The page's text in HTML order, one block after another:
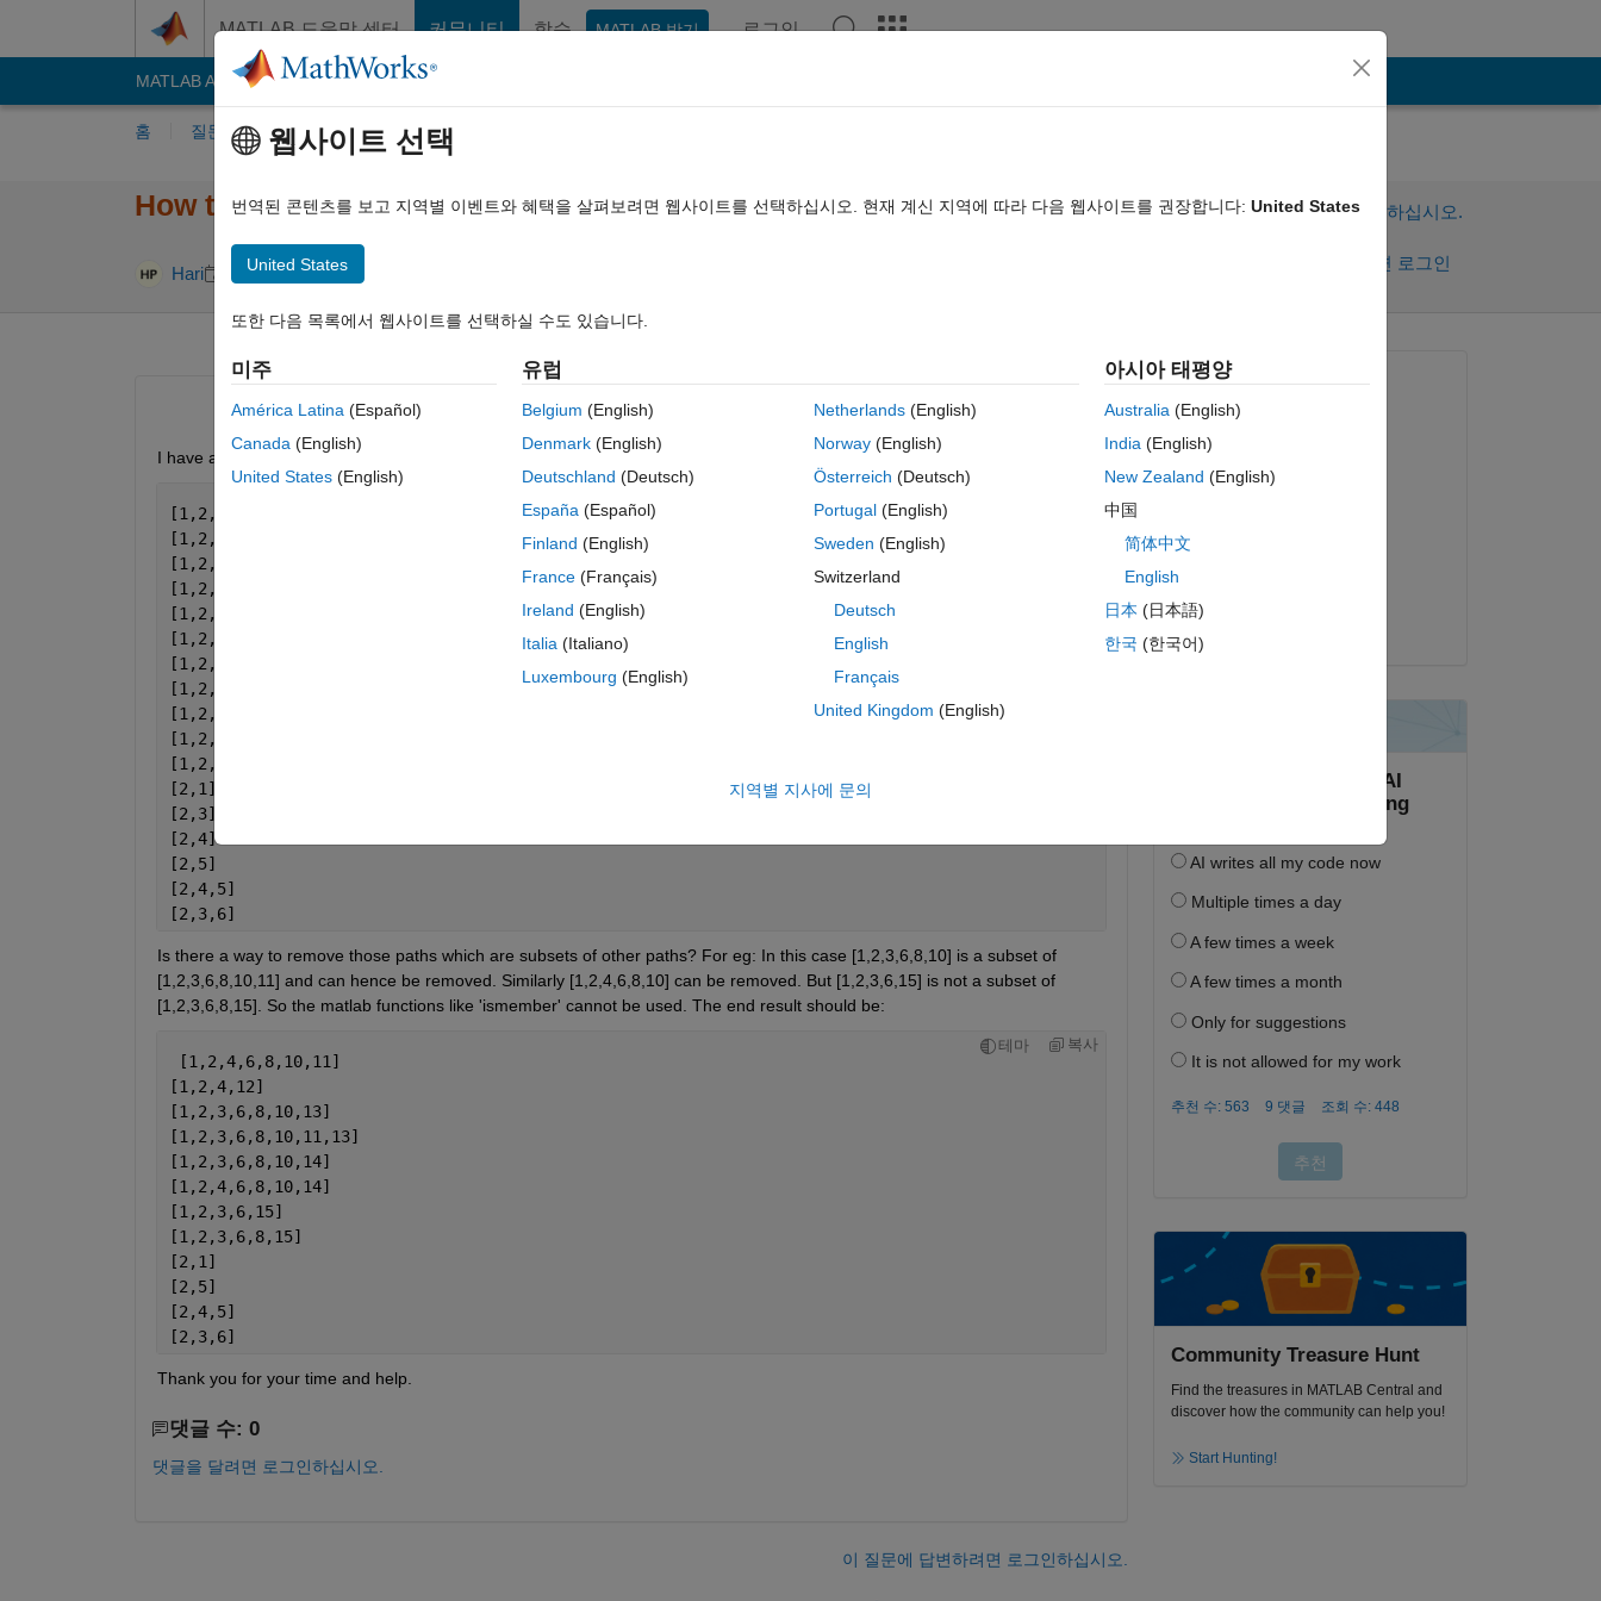
MATLAB 도움말 센터 커뮤니티 학습 MATLAB 받기 로그인
MATLAB Answers File Exchange
홈 질문하기 답변하기 찾아보기
How to eliminate subset of paths?
Hari 2016 10월 27 1 답변
이 질문에 답변하려면 로그인하십시오.
활동을 팔로우하려면 로그인
이전 댓글 표시
MATLAB Online에서 열기 0 개 추천
I have a cell array of paths stored as a variable:
[1,2,3,6,8,10]
[1,2,4,6,8,10]
[1,2,3,6,8,10,11]
[1,2,4,6,8,10,11]
[1,2,4,12]
[1,2,3,6,8,10,13]
[1,2,3,6,8,10,11,13]
[1,2,3,6,8,10,14]
[1,2,4,6,8,10,14]
[1,2,3,6,15]
[1,2,3,6,8,15]
[2,1]
[2,3]
[2,4]
[2,5]
[2,4,5]
[2,3,6]
Is there a way to remove those paths which are subsets of other paths? For eg: In this case [1,2,3,6,8,10] is a subset of
[1,2,3,6,8,10,11] and can hence be removed. Similarly [1,2,4,6,8,10] can be removed. But [1,2,3,6,15] is not a subset of
[1,2,3,6,8,15]. So the matlab functions like 'ismember' cannot be used. The end result should be:
테마 복사
[1,2,4,6,8,10,11]
[1,2,4,12]
[1,2,3,6,8,10,13]
[1,2,3,6,8,10,11,13]
[1,2,3,6,8,10,14]
[1,2,4,6,8,10,14]
[1,2,3,6,15]
[1,2,3,6,8,15]
[2,1]
[2,5]
[2,4,5]
[2,3,6]
Thank you for your time and help.
댓글 수: 0
댓글을 달려면 로그인하십시오.
이 질문에 답변하려면 로그인하십시오.
질문:
Hari
2016년 10월 27일
댓글:
2016년 10월 31일
Community Treasure Hunt
Find the treasures in MATLAB Central and
discover how the community can help you!
Start Hunting!
웹사이트 선택
번역된 콘텐츠를 보고 지역별 이벤트와 혜택을 살펴보려면 웹사이트를 선택하십시오. 현재 계신 지역에 따라 다음 웹사이트를 권장합니다: United States
United States
또한 다음 목록에서 웹사이트를 선택하실 수도 있습니다.
미주
América Latina (Español)
Canada (English)
United States (English)
유럽
Belgium (English)
Denmark (English)
Deutschland (Deutsch)
España (Español)
Finland (English)
France (Français)
Ireland (English)
Italia (Italiano)
Luxembourg (English)
Netherlands(English)
Norway(English)
Österreich (Deutsch)
Portugal(English)
Sweden (English)
Switzerland
Deutsch
English
Français
United Kingdom (English)
아시아 태평양
Australia(English)
India(English)
New Zealand (English)
中国
简体中文
English
日本 (日本語)
한국 (한국어)
지역별 지사에 문의